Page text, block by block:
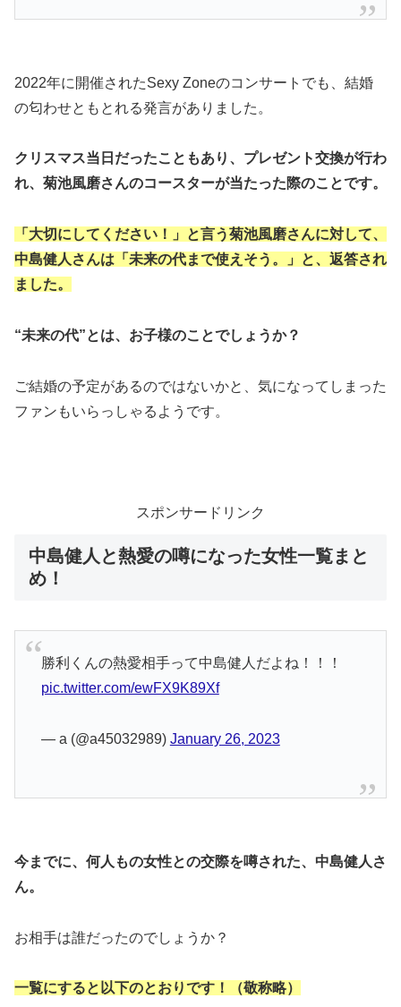
2022年に開催されたSexy Zoneのコンサートでも、結婚
の匂わせともとれる発言がありました。
クリスマス当日だったこともあり、プレゼント交換が行わ
れ、菊池風磨さんのコースターが当たった際のことです。
「大切にしてください！」と言う菊池風磨さんに対して、
中島健人さんは「未来の代まで使えそう。」と、返答され
ました。
“未来の代”とは、お子様のことでしょうか？
ご結婚の予定があるのではないかと、気になってしまった
ファンもいらっしゃるようです。
スポンサードリンク
中島健人と熱愛の噂になった女性一覧まと
め！
勝利くんの熱愛相手って中島健人だよね！！！
pic.twitter.com/ewFX9K89Xf
— a (@a45032989) January 26, 2023
今までに、何人もの女性との交際を噂された、中島健人さ
ん。
お相手は誰だったのでしょうか？
一覧にすると以下のとおりです！（敬称略）